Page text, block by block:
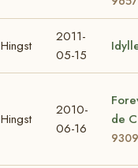
Hingst
2011-
05-15
Hingst
2010-
06-16
de